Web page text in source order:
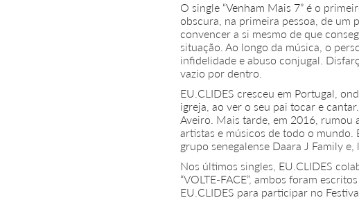
O single “Venham Mais 7” é o
obscura, na primeira pessoa, de um
convencer a si mesmo de que
situação. Ao longo da música, o
infidelidade e abuso conjugal.
vazio por dentro.
EU.CLIDES cresceu em Portugal,
igreja, ao ver o seu pai tocar e
Aveiro. Mais tarde, em 2016, rumou
artistas e músicos de todo o mundo.
grupo senegalense Daara J Family
Nos últimos singles, EU.CLIDES
“VOLTE-FACE”, ambos foram
EU.CLIDES para participar no